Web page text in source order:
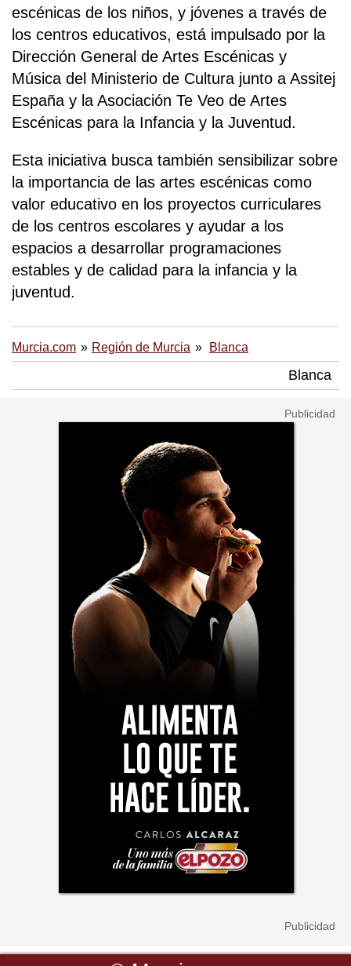
escénicas de los niños, y jóvenes a través de
los centros educativos, está impulsado por la
Dirección General de Artes Escénicas y
Música del Ministerio de Cultura junto a Assitej
España y la Asociación Te Veo de Artes
Escénicas para la Infancia y la Juventud.
Esta iniciativa busca también sensibilizar sobre
la importancia de las artes escénicas como
valor educativo en los proyectos curriculares
de los centros escolares y ayudar a los
espacios a desarrollar programaciones
estables y de calidad para la infancia y la
juventud.
Murcia.com Región de Murcia Blanca
Blanca